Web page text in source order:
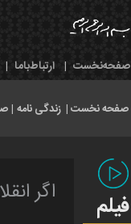
صفحه‌نخست | ارتباط‌با‌ما |
صفحه نخست | زندگی نامه |
فیلم اگر